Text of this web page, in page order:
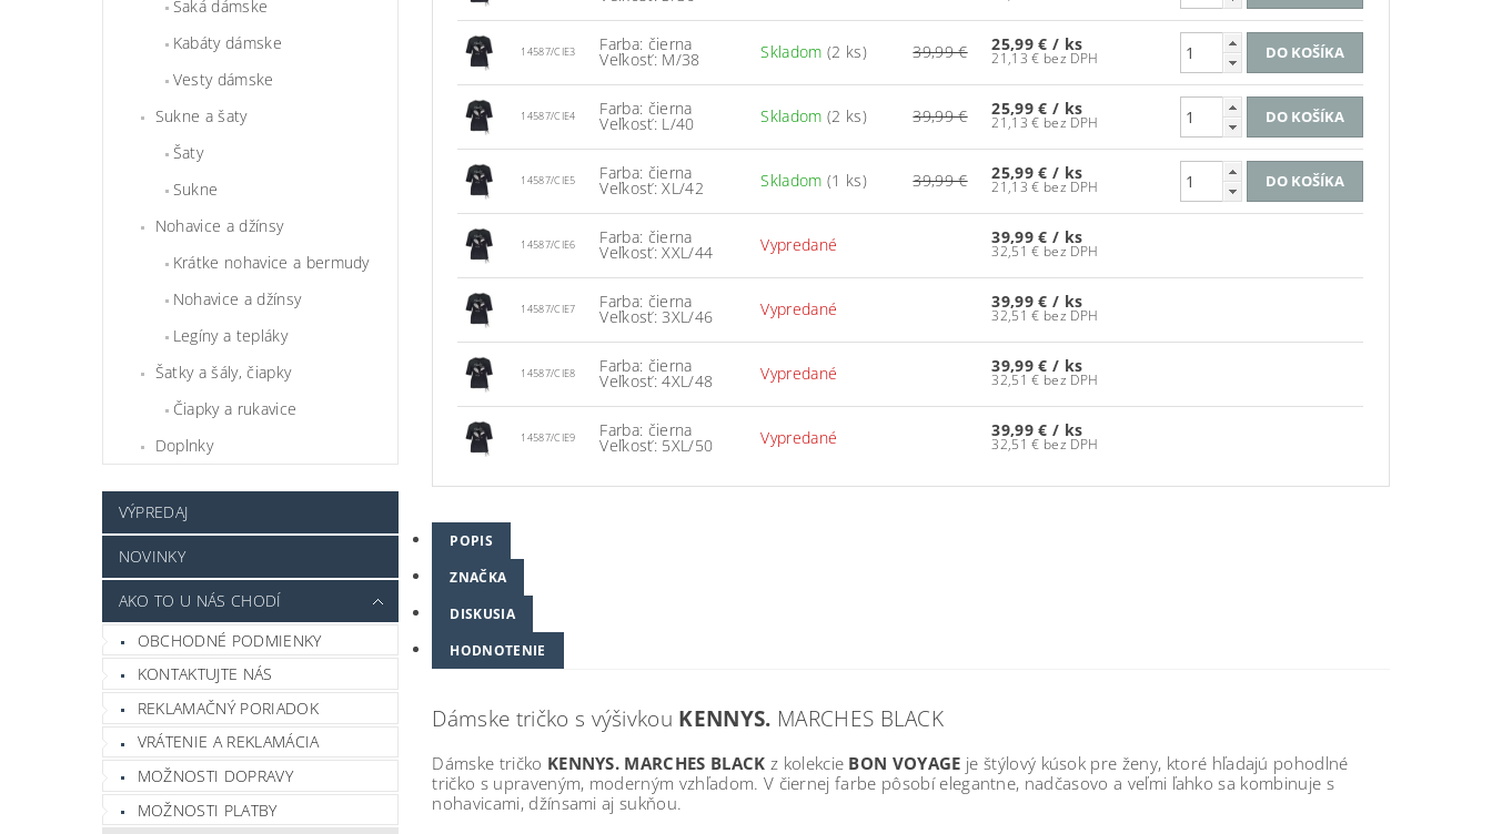
Saká dámske
Kabáty dámske
Vesty dámske
Sukne a šaty
Šaty
Sukne
Nohavice a džínsy
Krátke nohavice a bermudy
Nohavice a džínsy
Legíny a tepláky
Šatky a šály, čiapky
Čiapky a rukavice
Doplnky
VÝPREDAJ
NOVINKY
AKO TO U NÁS CHODÍ
OBCHODNÉ PODMIENKY
KONTAKTUJTE NÁS
REKLAMAČNÝ PORIADOK
VRÁTENIE A REKLAMÁCIA
MOŽNOSTI DOPRAVY
MOŽNOSTI PLATBY
14587/CIE3 Farba: čierna
Veľkosť: M/38 Skladom (2 ks) 39,99 € 25,99 € / ks
21,13 € bez DPH
14587/CIE4 Farba: čierna
Veľkosť: L/40 Skladom (2 ks) 39,99 € 25,99 € / ks
21,13 € bez DPH
14587/CIE5 Farba: čierna
Veľkosť: XL/42 Skladom (1 ks) 39,99 € 25,99 € / ks
21,13 € bez DPH
14587/CIE6 Farba: čierna
Veľkosť: XXL/44 Vypredané 39,99 € / ks
32,51 € bez DPH
14587/CIE7 Farba: čierna
Veľkosť: 3XL/46 Vypredané 39,99 € / ks
32,51 € bez DPH
14587/CIE8 Farba: čierna
Veľkosť: 4XL/48 Vypredané 39,99 € / ks
32,51 € bez DPH
14587/CIE9 Farba: čierna
Veľkosť: 5XL/50 Vypredané 39,99 € / ks
32,51 € bez DPH
POPIS
ZNAČKA
DISKUSIA
HODNOTENIE
Dámske tričko s výšivkou KENNYS. MARCHES BLACK
Dámske tričko KENNYS. MARCHES BLACK z kolekcie BON VOYAGE je štýlový kúsok pre ženy, ktoré hľadajú pohodlné
tričko s upraveným, moderným vzhľadom. V čiernej farbe pôsobí elegantne, nadčasovo a veľmi ľahko sa kombinuje s
nohavicami, džínsami aj sukňou.